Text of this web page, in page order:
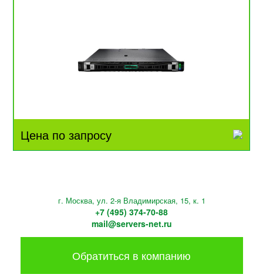
Цена по запросу
г. Москва, ул. 2-я Владимирская, 15, к. 1
+7 (495) 374-70-88
mail@servers-net.ru
Обратиться в компанию